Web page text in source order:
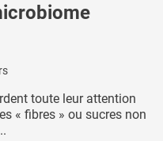
toute leur attention
« fibres » ou sucres non